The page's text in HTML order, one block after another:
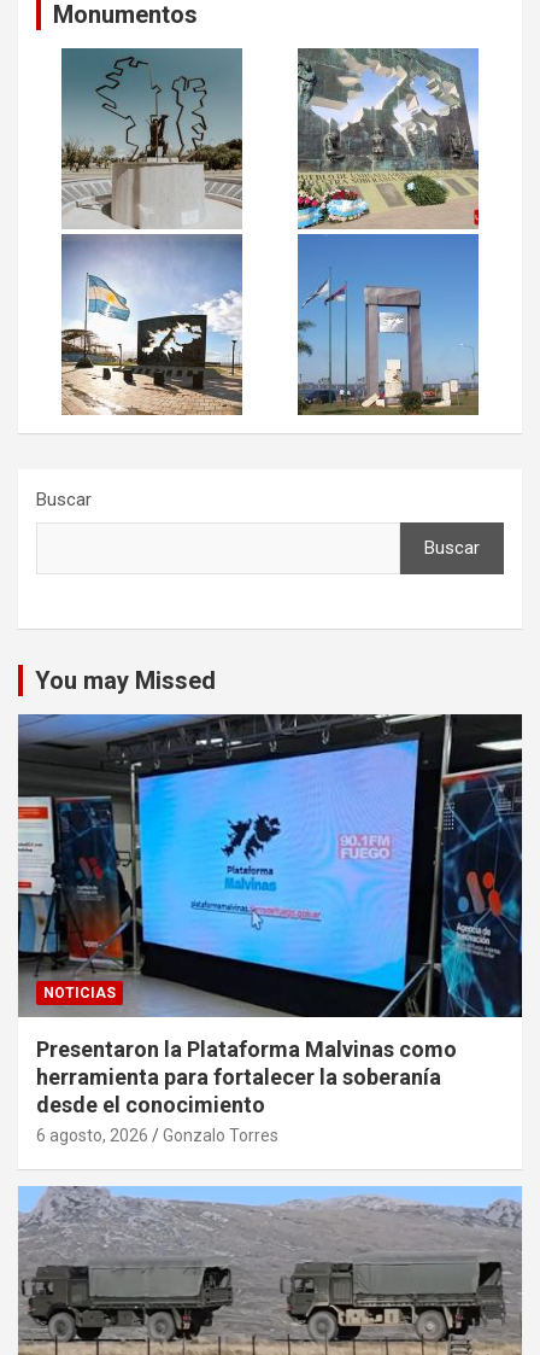
Monumentos
Buscar
Buscar
You may Missed
NOTICIAS
Presentaron la Plataforma Malvinas como
herramienta para fortalecer la soberanía
desde el conocimiento
6 agosto, 2026 Gonzalo Torres